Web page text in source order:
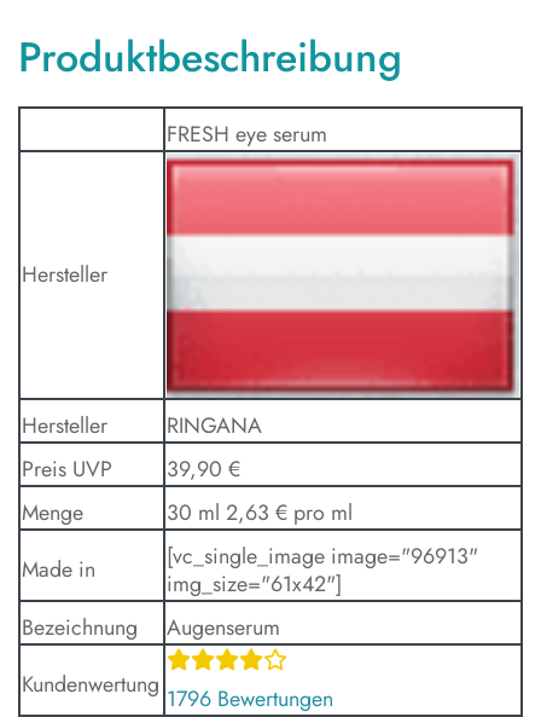
Produktbeschreibung
FRESH eye serum
Hersteller
Hersteller
RINGANA
Preis UVP
39,90 €
Menge
30 ml 2,63 € pro ml
Made in
[vc_single_image image="96913"
img_size="61x42"]
Bezeichnung
Augenserum
Kundenwertung 1796 Bewertungen